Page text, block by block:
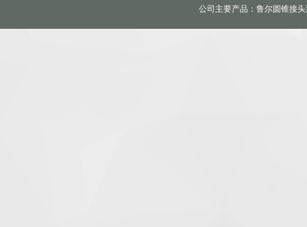
公司主要产品：鲁尔圆锥接